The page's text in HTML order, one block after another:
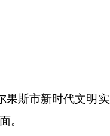
果斯市新时代文明
。